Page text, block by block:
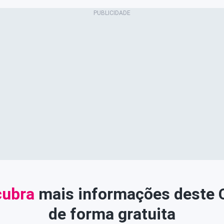
mais informações deste
de forma gratuita